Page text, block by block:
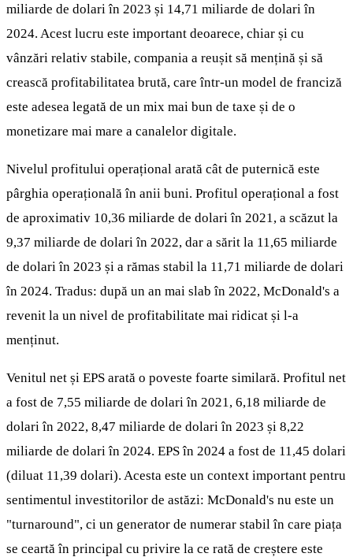
miliarde de dolari în 2023 și 14,71 miliarde de dolari în
2024. Acest lucru este important deoarece, chiar și cu
vânzări relativ stabile, compania a reușit să mențină și să
crească profitabilitatea brută, care într-un model de franciză
este adesea legată de un mix mai bun de taxe și de o
monetizare mai mare a canalelor digitale.
Nivelul profitului operațional arată cât de puternică este
pârghia operațională în anii buni. Profitul operațional a fost
de aproximativ 10,36 miliarde de dolari în 2021, a scăzut la
9,37 miliarde de dolari în 2022, dar a sărit la 11,65 miliarde
de dolari în 2023 și a rămas stabil la 11,71 miliarde de dolari
în 2024. Tradus: după un an mai slab în 2022, McDonald's a
revenit la un nivel de profitabilitate mai ridicat și l-a
menținut.
Venitul net și EPS arată o poveste foarte similară. Profitul net
a fost de 7,55 miliarde de dolari în 2021, 6,18 miliarde de
dolari în 2022, 8,47 miliarde de dolari în 2023 și 8,22
miliarde de dolari în 2024. EPS în 2024 a fost de 11,45 dolari
(diluat 11,39 dolari). Acesta este un context important pentru
sentimentul investitorilor de astăzi: McDonald's nu este un
"turnaround", ci un generator de numerar stabil în care piața
se ceartă în principal cu privire la ce rată de creștere este